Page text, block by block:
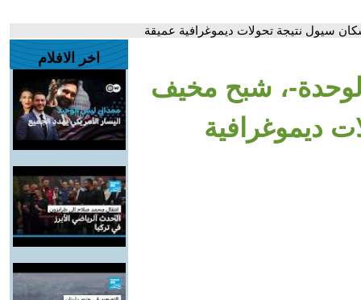
سيول نتيجة تحولات ديموغرافية عميقة
الوحدة-، شبح مخيف
ديموغرافية
اخر الافلام